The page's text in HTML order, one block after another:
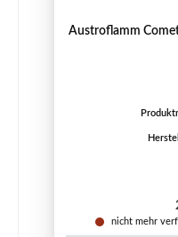
Austroflamm
nicht mehr